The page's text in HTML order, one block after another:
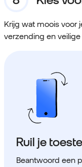
Krijg wat moois voor
verzending en
Ruil je
Beantwoord een